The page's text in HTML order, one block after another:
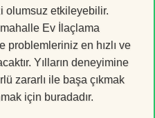
olumsuz etkileyebilir.
Ev İlaçlama
problemleriniz en hızlı ve
Yılların deneyimine
zararlı ile başa çıkmak
için buradadır.